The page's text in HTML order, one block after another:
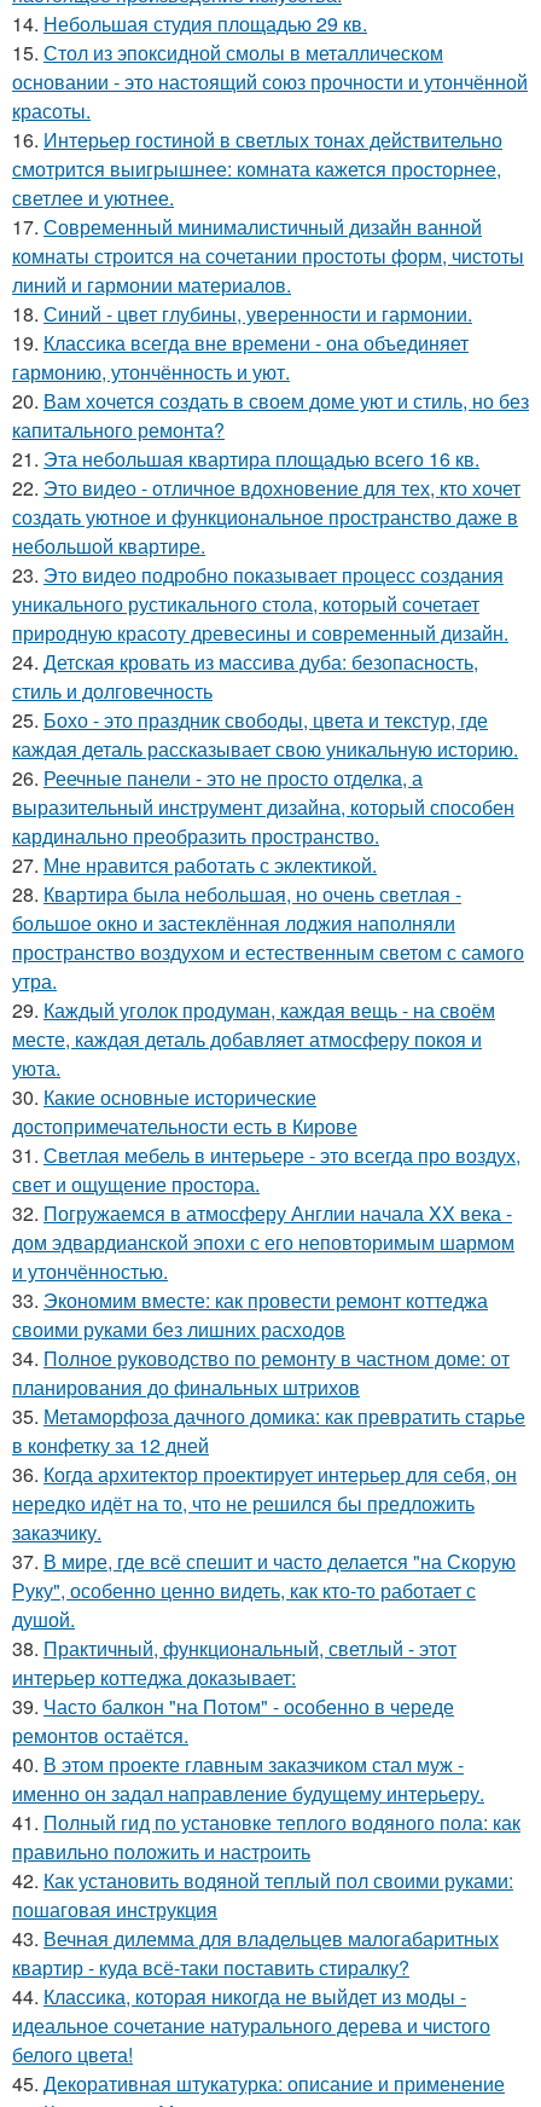
14. Небольшая студия площадью 29 кв.
15. Стол из эпоксидной смолы в металлическом
основании - это настоящий союз прочности и утончённой
красоты.
16. Интерьер гостиной в светлых тонах действительно
смотрится выигрышнее: комната кажется просторнее,
светлее и уютнее.
17. Современный минималистичный дизайн ванной
комнаты строится на сочетании простоты форм, чистоты
линий и гармонии материалов.
18. Синий - цвет глубины, уверенности и гармонии.
19. Классика всегда вне времени - она объединяет
гармонию, утончённость и уют.
20. Вам хочется создать в своем доме уют и стиль, но без
капитального ремонта?
21. Эта небольшая квартира площадью всего 16 кв.
22. Это видео - отличное вдохновение для тех, кто хочет
создать уютное и функциональное пространство даже в
небольшой квартире.
23. Это видео подробно показывает процесс создания
уникального рустикального стола, который сочетает
природную красоту древесины и современный дизайн.
24. Детская кровать из массива дуба: безопасность,
стиль и долговечность
25. Бохо - это праздник свободы, цвета и текстур, где
каждая деталь рассказывает свою уникальную историю.
26. Реечные панели - это не просто отделка, а
выразительный инструмент дизайна, который способен
кардинально преобразить пространство.
27. Мне нравится работать с эклектикой.
28. Квартира была небольшая, но очень светлая -
большое окно и застеклённая лоджия наполняли
пространство воздухом и естественным светом с самого
утра.
29. Каждый уголок продуман, каждая вещь - на своём
месте, каждая деталь добавляет атмосферу покоя и
уюта.
30. Какие основные исторические
достопримечательности есть в Кирове
31. Светлая мебель в интерьере - это всегда про воздух,
свет и ощущение простора.
32. Погружаемся в атмосферу Англии начала XX века -
дом эдвардианской эпохи с его неповторимым шармом
и утончённостью.
33. Экономим вместе: как провести ремонт коттеджа
своими руками без лишних расходов
34. Полное руководство по ремонту в частном доме: от
планирования до финальных штрихов
35. Метаморфоза дачного домика: как превратить старье
в конфетку за 12 дней
36. Когда архитектор проектирует интерьер для себя, он
нередко идёт на то, что не решился бы предложить
заказчику.
37. В мире, где всё спешит и часто делается "на Скорую
Руку", особенно ценно видеть, как кто-то работает с
душой.
38. Практичный, функциональный, светлый - этот
интерьер коттеджа доказывает:
39. Часто балкон "на Потом" - особенно в череде
ремонтов остаётся.
40. В этом проекте главным заказчиком стал муж -
именно он задал направление будущему интерьеру.
41. Полный гид по установке теплого водяного пола: как
правильно положить и настроить
42. Как установить водяной теплый пол своими руками:
пошаговая инструкция
43. Вечная дилемма для владельцев малогабаритных
квартир - куда всё-таки поставить стиралку?
44. Классика, которая никогда не выйдет из моды -
идеальное сочетание натурального дерева и чистого
белого цвета!
45. Декоративная штукатурка: описание и применение